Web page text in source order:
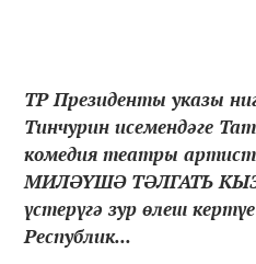
ТР Президенты указы
Тинчурин исемендәге
комедия театры
МИЛӘҮШӘ ТӘЛГАТЬ
үстерүгә зур өлеш
Республик...